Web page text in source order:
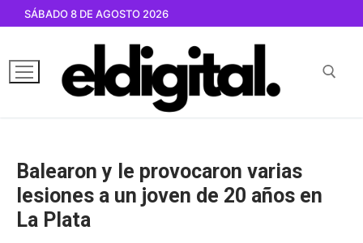
contenido
SÁBADO 8 DE AGOSTO 2026
Balearon y le provocaron varias
lesiones a un joven de 20 años en
La Plata